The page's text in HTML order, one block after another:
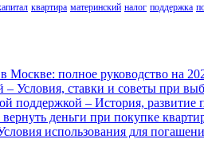
квартира материнский налог поддержка
Москве: полное руководство на
– Условия, ставки и советы при
поддержкой – История,
деньги при покупке
использования для